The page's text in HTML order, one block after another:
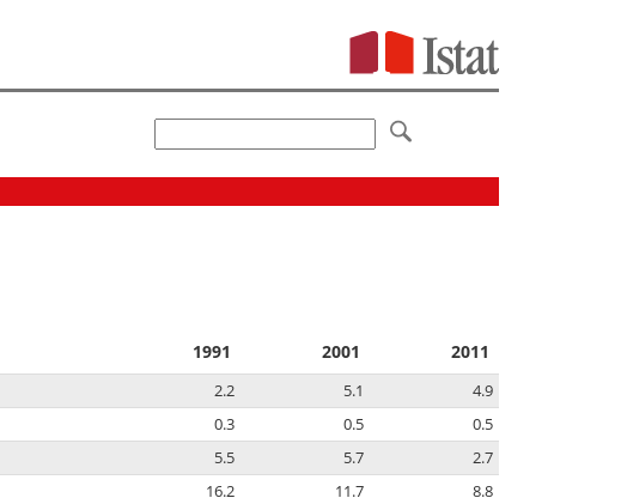
1991 2001 2011
2.2 5.1
4.9
0.3 0.5
0.5
5.5 5.7
2.7
16.2 11.7 8.8